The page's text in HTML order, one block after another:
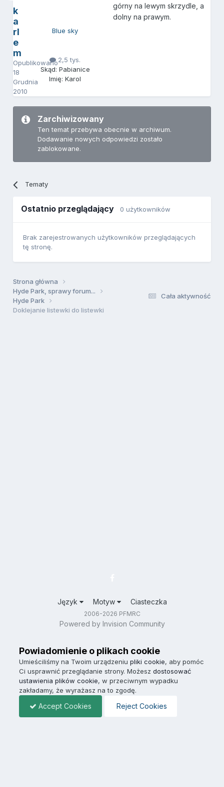
k
a
rl
e
m
Opublikowano
18
Grudnia
2010
Blue sky
2,5 tys.
Skąd: Pabianice
Imię: Karol
górny na lewym skrzydle, a
dolny na prawym.
Zarchiwizowany
Ten temat przebywa obecnie w archiwum.
Dodawanie nowych odpowiedzi zostało
zablokowane.
Tematy
Ostatnio przeglądający 0 użytkowników
Brak zarejestrowanych użytkowników przeglądających
tę stronę.
Cała aktywność
Strona główna
Hyde Park, sprawy forum...
Hyde Park
Doklejanie listewki do listewki
Język Motyw Ciasteczka
2006-2026 PFMRC
Powered by Invision Community
Powiadomienie o plikach cookie
Umieściliśmy na Twoim urządzeniu pliki cookie, aby pomóc
Ci usprawnić przeglądanie strony. Możesz dostosować
ustawienia plików cookie, w przeciwnym wypadku
zakładamy, że wyrażasz na to zgodę.
Accept Cookies Reject Cookies